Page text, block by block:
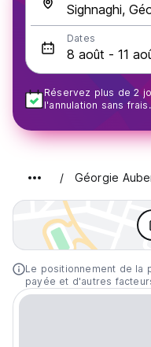
Dates
Réservez plus de 2
l'annulation sans frais.
Géorgie
Le positionnement de la
payée et d'autres